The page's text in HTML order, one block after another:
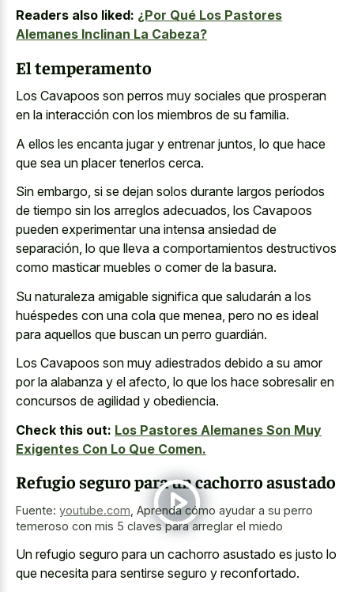
Readers also liked: ¿Por Qué Los Pastores
Alemanes Inclinan La Cabeza?
El temperamento
Los Cavapoos son perros muy sociales que prosperan
en la interacción con los miembros de su familia.
A ellos les encanta jugar y entrenar juntos , lo que hace
que sea un placer tenerlos cerca.
Sin embargo, si se dejan solos durante largos períodos
de tiempo sin los arreglos adecuados, los Cavapoos
pueden experimentar una intensa ansiedad de
separación, lo que lleva a comportamientos destructivos
como masticar muebles o comer de la basura.
Su naturaleza amigable significa que saludarán a los
huéspedes con una cola que menea, pero no es ideal
para aquellos que buscan un perro guardián.
Los Cavapoos son muy adiestrados debido a su amor
por la alabanza y el afecto, lo que los hace sobresalir en
concursos de agilidad y obediencia.
Check this out: Los Pastores Alemanes Son Muy
Exigentes Con Lo Que Comen.
Refugio seguro para un cachorro asustado
Fuente: youtube.com Aprenda cómo ayudar a su perro
temeroso con mis 5 claves para arreglar el miedo
Un refugio seguro para un cachorro asustado es justo lo
que necesita para sentirse seguro y reconfortado.